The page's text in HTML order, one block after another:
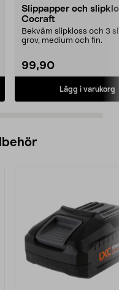
Slippapper och
Cocraft
Bekväm slipkloss och 3
grov, medium och fin.
99,90
Lägg i varukorg